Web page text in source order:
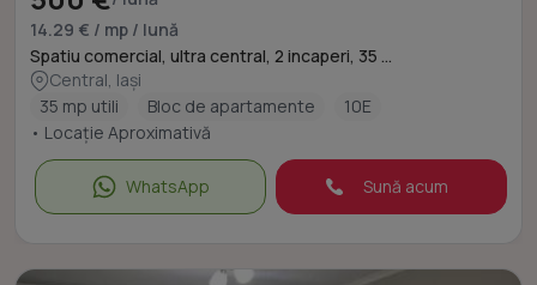
14.29 € / mp / lună
Spatiu comercial, ultra central, 2 incaperi, 35 ...
Central, Iași
35 mp utili
Bloc de apartamente
10E
• Locație Aproximativă
WhatsApp Sună acum